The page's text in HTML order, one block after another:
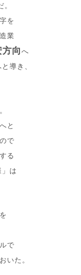
を
業
向へ
導き、
と
で
る
は
で
いた。